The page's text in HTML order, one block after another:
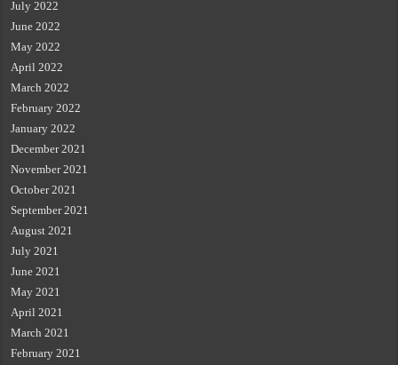
July 2022
June 2022
May 2022
April 2022
March 2022
February 2022
January 2022
December 2021
November 2021
October 2021
September 2021
August 2021
July 2021
June 2021
May 2021
April 2021
March 2021
February 2021